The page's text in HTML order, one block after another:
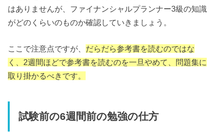
はありませんが、ファイナンシャルプランナー3級の知識
がどのくらいのものか確認していきましょう。
ここで注意点ですが、 だらだら参考書を読むのではな
く、2週間ほどで参考書を読むのを一旦やめて、問題集に
取り掛かるべきです。
試験前の6週間前の勉強の仕方